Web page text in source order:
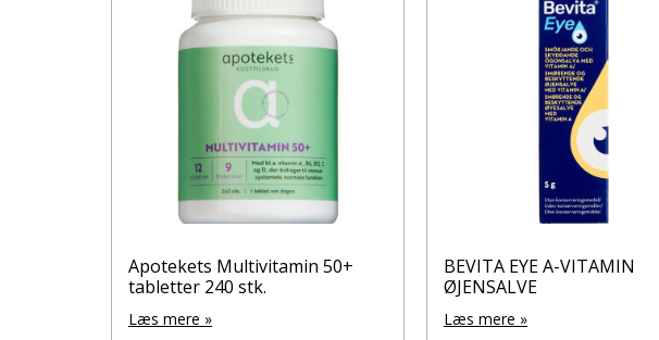
Apotekets Multivitamin 50+
tabletter 240 stk.
Læs mere »
BEVITA EYE A-VITAMIN
ØJENSALVE
Læs mere »